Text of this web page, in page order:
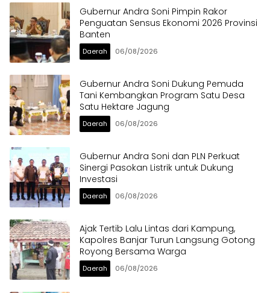
Gubernur Andra Soni Pimpin Rakor
Penguatan Sensus Ekonomi 2026 Provinsi
Banten
Daerah 06/08/2026
Gubernur Andra Soni Dukung Pemuda
Tani Kembangkan Program Satu Desa
Satu Hektare Jagung
Daerah 06/08/2026
Gubernur Andra Soni dan PLN Perkuat
Sinergi Pasokan Listrik untuk Dukung
Investasi
Daerah 06/08/2026
Ajak Tertib Lalu Lintas dari Kampung,
Kapolres Banjar Turun Langsung Gotong
Royong Bersama Warga
Daerah 06/08/2026